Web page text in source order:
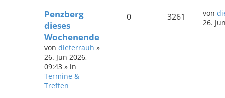
Penzberg
dieses
Wochenende
von dieterrauh »
26. Jun 2026,
09:43 » in
Termine &
Treffen
0 3261 von
26.